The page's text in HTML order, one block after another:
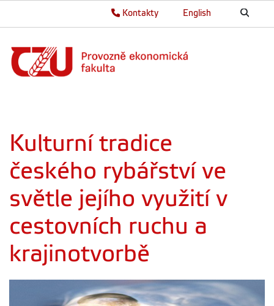
English
Kontakty
Kulturní tradice
českého rybářství ve
světle jejího využití v
cestovních ruchu a
krajinotvorbě